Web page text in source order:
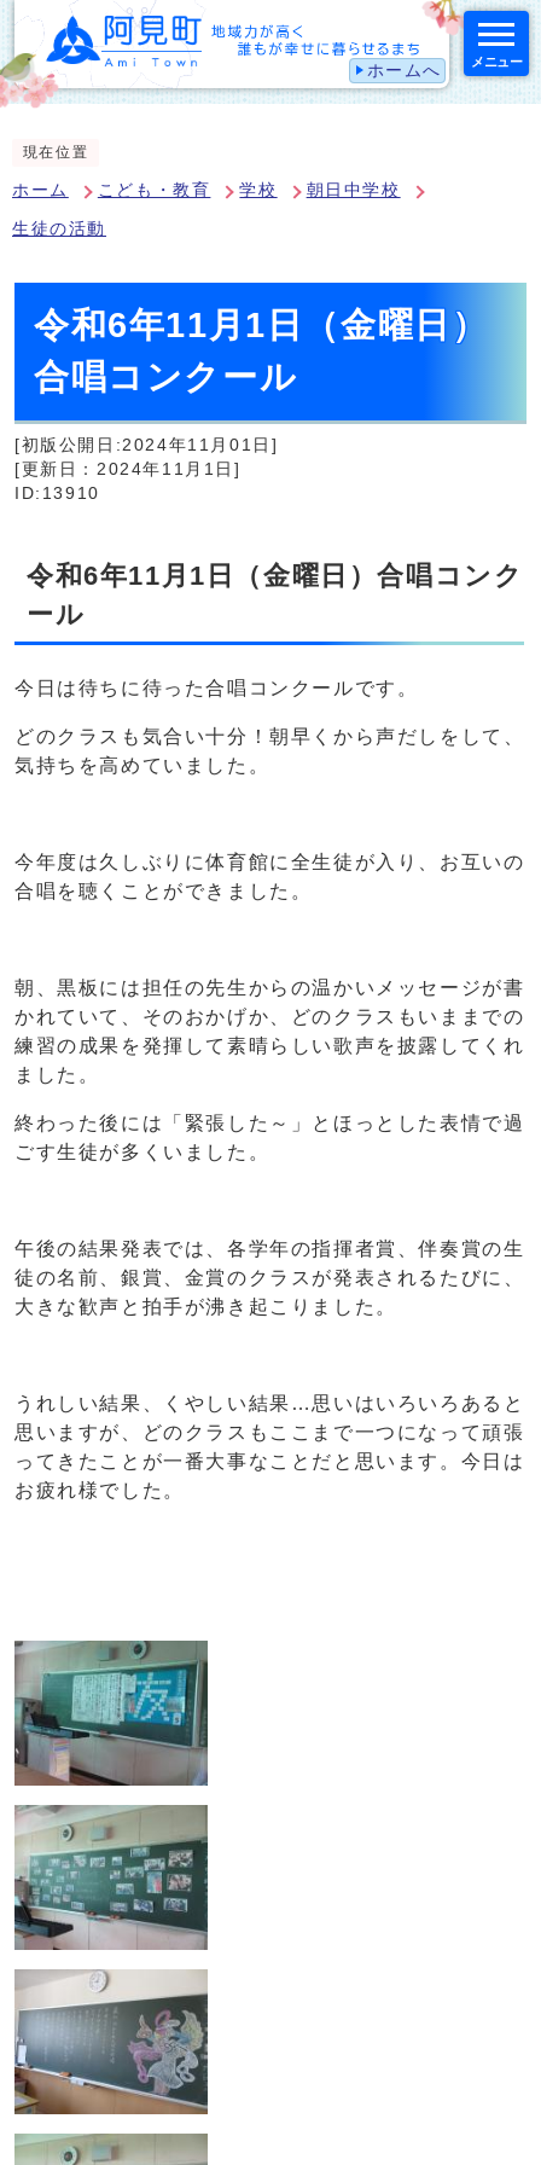
ホームへ メニュー
現在位置
ホーム こども・教育 学校 朝日中学校
生徒の活動
令和6年11月1日（金曜日）
合唱コンクール
[初版公開日:2024年11月01日]
[更新日：2024年11月1日]
ID:13910
令和6年11月1日（金曜日）合唱コンク
ール
今日は待ちに待った合唱コンクールです。
どのクラスも気合い十分！朝早くから声だしをして、
気持ちを高めていました。
今年度は久しぶりに体育館に全生徒が入り、お互いの
合唱を聴くことができました。
朝、黒板には担任の先生からの温かいメッセージが書
かれていて、そのおかげか、どのクラスもいままでの
練習の成果を発揮して素晴らしい歌声を披露してくれ
ました。
終わった後には「緊張した～」とほっとした表情で過
ごす生徒が多くいました。
午後の結果発表では、各学年の指揮者賞、伴奏賞の生
徒の名前、銀賞、金賞のクラスが発表されるたびに、
大きな歓声と拍手が沸き起こりました。
うれしい結果、くやしい結果…思いはいろいろあると
思いますが、どのクラスもここまで一つになって頑張
ってきたことが一番大事なことだと思います。今日は
お疲れ様でした。